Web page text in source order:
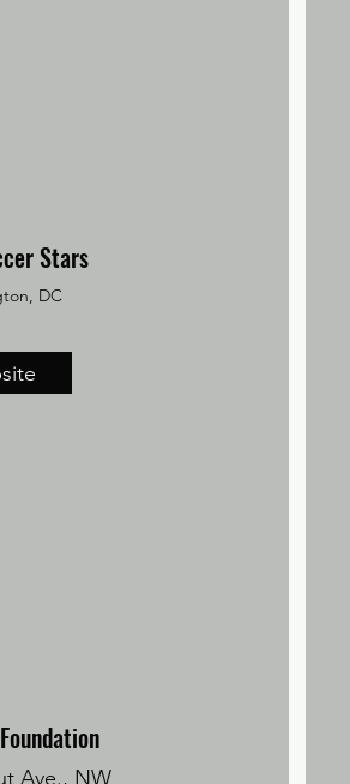
Stars
DC
Ave., NW